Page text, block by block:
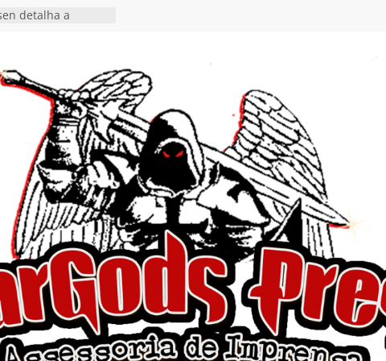
detalha a
“Eclipse”, segundo
“Dreaming”
e a artificialidade
e videoclipe de
gaúcha de Heavy
“Hellforge”
“Dead Flies
nas plataformas em
A. Romero